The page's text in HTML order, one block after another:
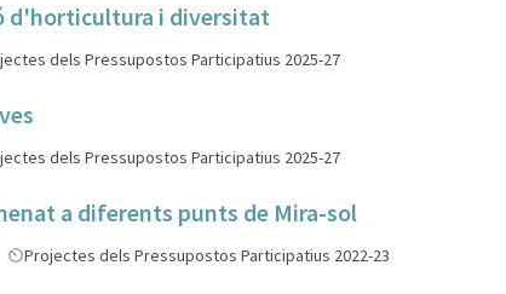
d'horticultura i diversitat
dels Pressupostos Participatius 2025-27
dels Pressupostos Participatius 2025-27
a diferents punts de Mira-sol
Projectes dels Pressupostos Participatius 2022-23